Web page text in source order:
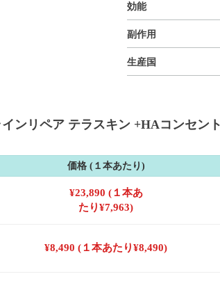
効能
副作用
生産国
ンリペア テラスキン +HAコンセン
価格 (１本あたり)
¥23,890 (１本あ
たり¥7,963)
¥8,490 (１本あたり¥8,490)